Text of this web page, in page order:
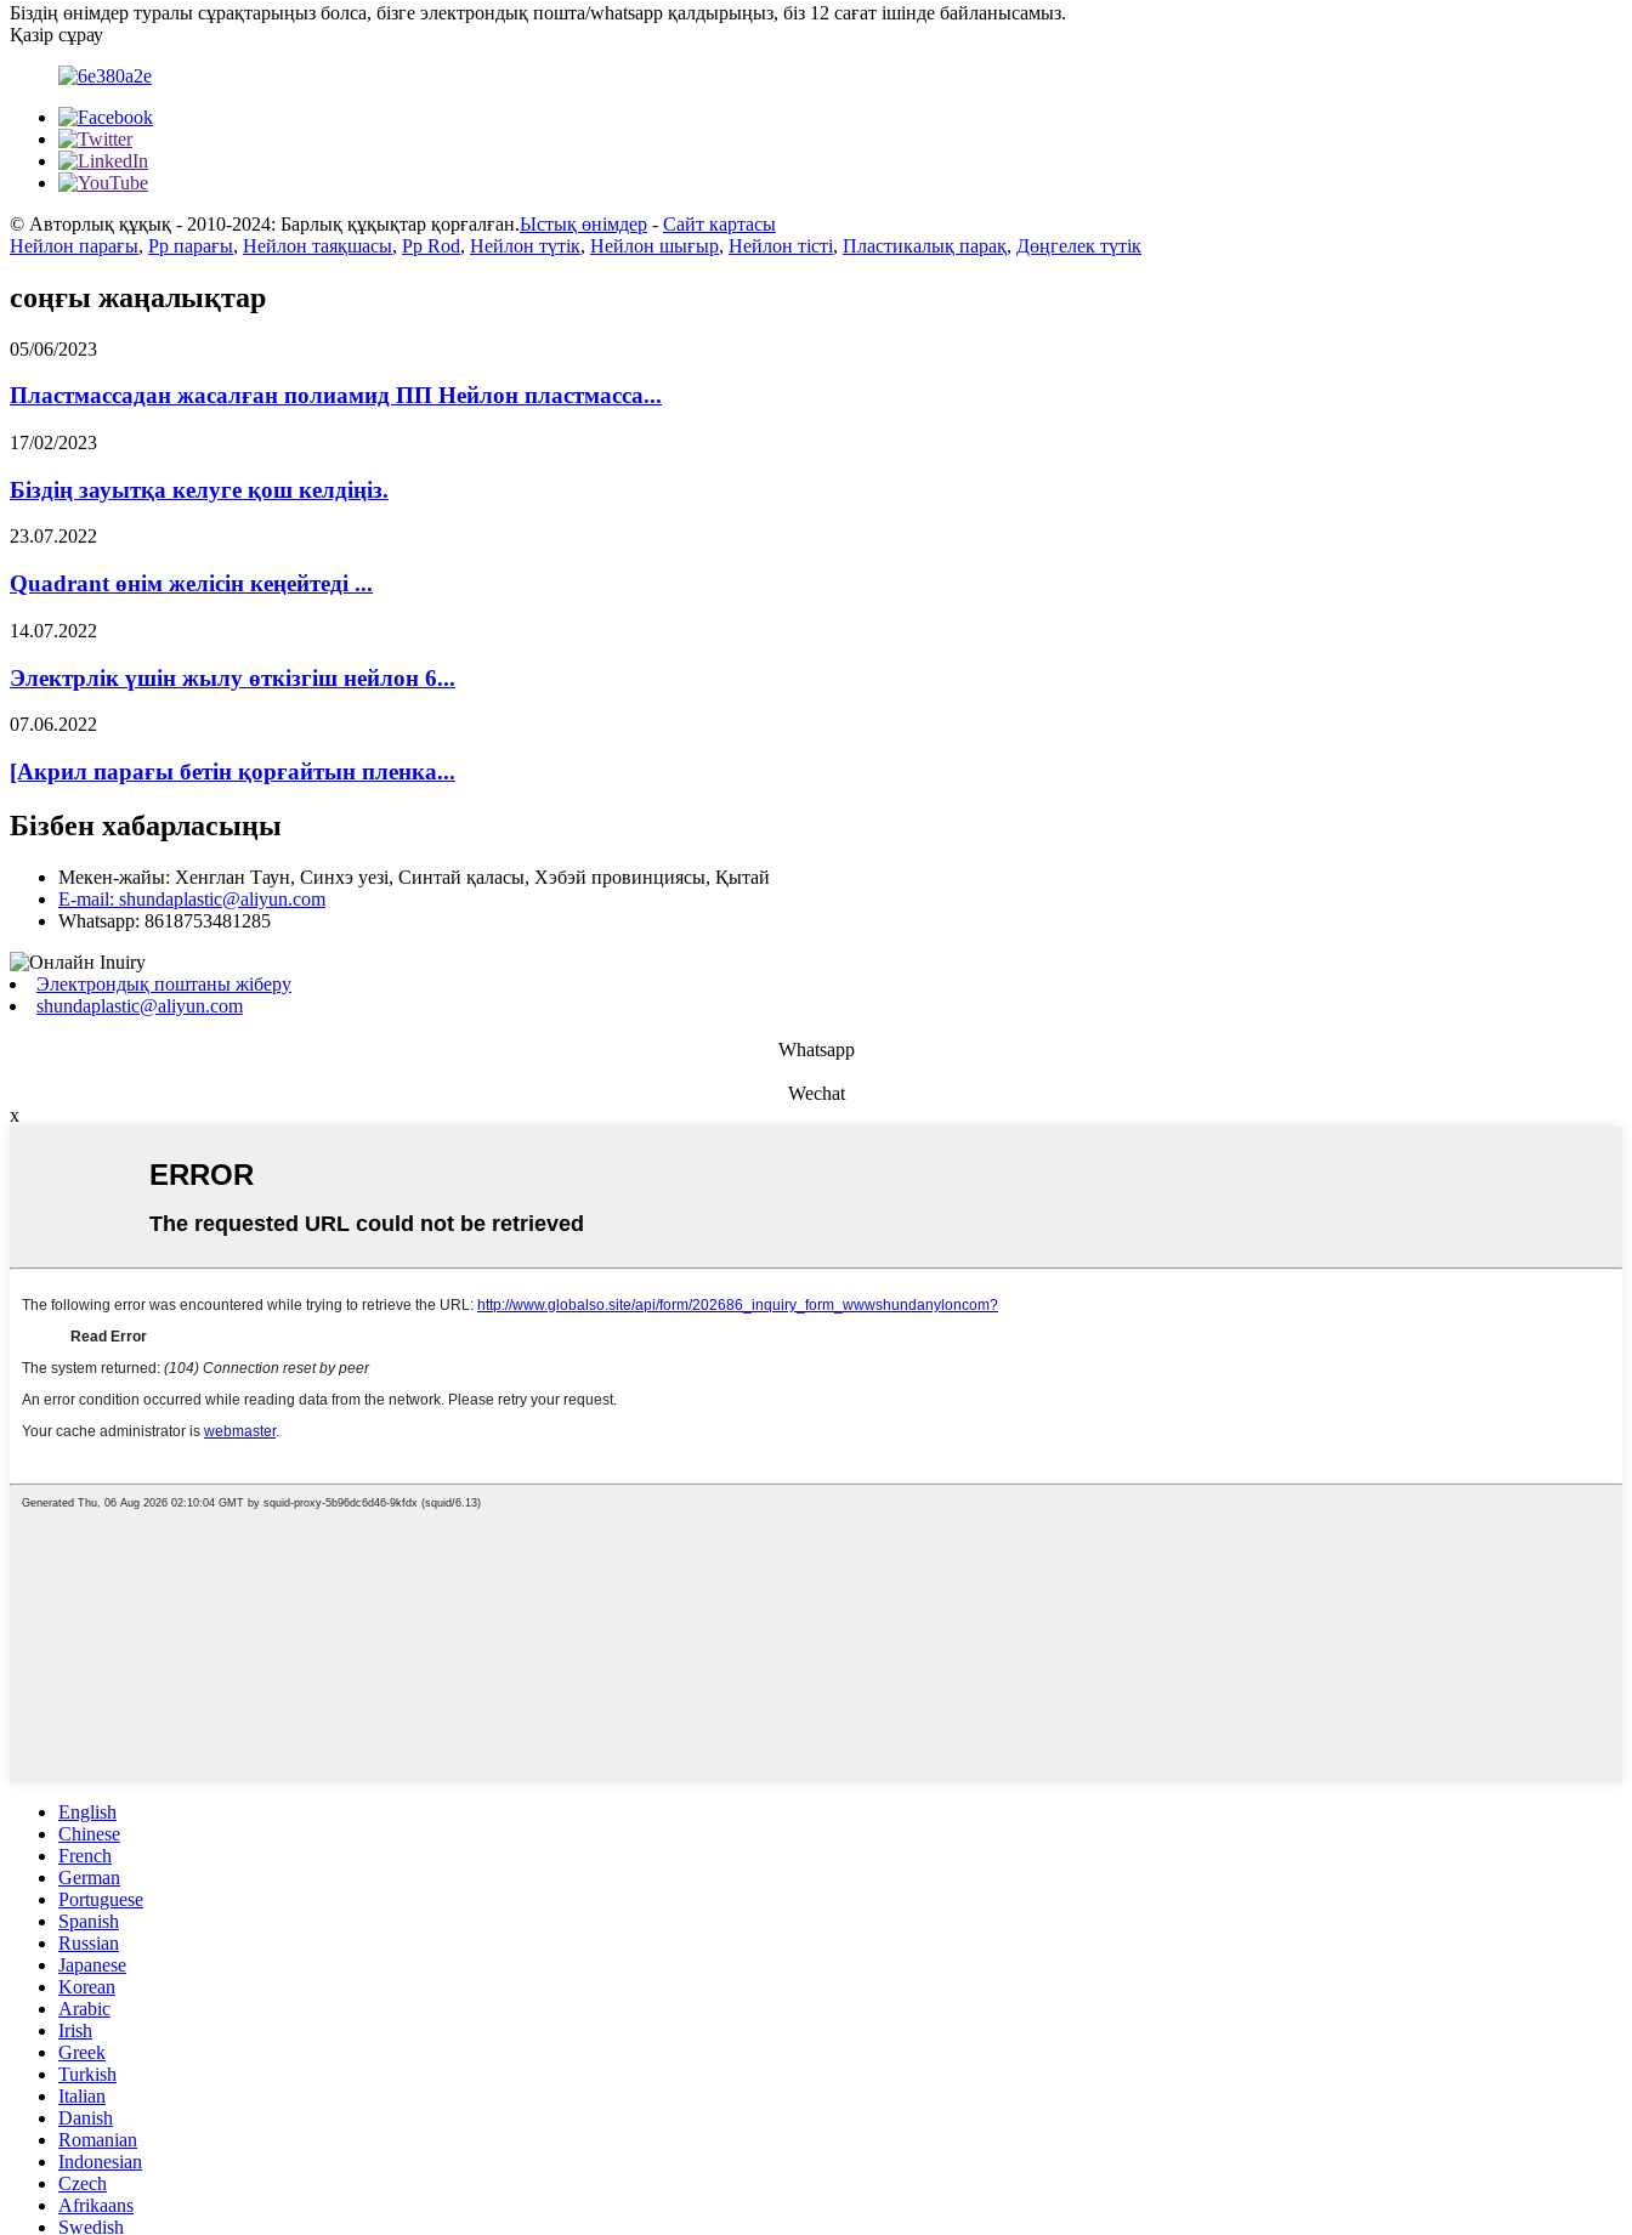
Біздің өнімдер туралы сұрақтарыңыз болса, бізге электрондық пошта/whatsapp қалдырыңыз, біз 12 сағат ішінде байланысамыз.
Қазір сұрау
© Авторлық құқық - 2010-2024: Барлық құқықтар қорғалған.Ыстық өнімдер - Сайт картасы
Нейлон парағы, Pp парағы, Нейлон таяқшасы, Pp Rod, Нейлон түтік, Нейлон шығыр, Нейлон тісті, Пластикалық парақ, Дөңгелек түтік
соңғы жаңалықтар
05/06/2023
Пластмассадан жасалған полиамид ПП Нейлон пластмасса...
17/02/2023
Біздің зауытқа келуге қош келдіңіз.
23.07.2022
Quadrant өнім желісін кеңейтеді ...
14.07.2022
Электрлік үшін жылу өткізгіш нейлон 6...
07.06.2022
[Акрил парағы бетін қорғайтын пленка...
Бізбен хабарласыңы
Мекен-жайы: Хенглан Таун, Синхэ уезі, Синтай қаласы, Хэбэй провинциясы, Қытай
E-mail: shundaplastic@aliyun.com
Whatsapp: 8618753481285
Электрондық поштаны жіберу
shundaplastic@aliyun.com
Whatsapp
Wechat
x
English
Chinese
French
German
Portuguese
Spanish
Russian
Japanese
Korean
Arabic
Irish
Greek
Turkish
Italian
Danish
Romanian
Indonesian
Czech
Afrikaans
Swedish